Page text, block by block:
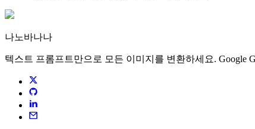
나노바나나
텍스트 프롬프트만으로 모든 이미지를 변환하세요. Google